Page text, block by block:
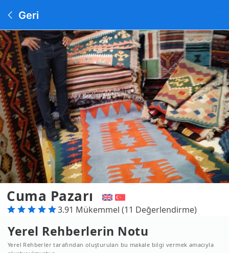
Geri
Cuma Pazarı
3.91 Mükemmel (11 Değerlendirme)
Yerel Rehberlerin Notu
Yerel Rehberler tarafından oluşturulan bu makale bilgi vermek amacıyla